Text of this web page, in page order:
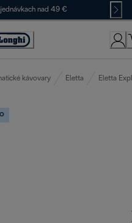
nad 49 €
kávovary Eletta Eletta